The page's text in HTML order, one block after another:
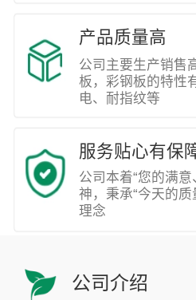
公司主要生产销售
板，彩钢板的特性
电、耐指纹等
产品质量高
公司本着“您的满
神，秉承“今天的
理念
服务贴心有保
公司介绍